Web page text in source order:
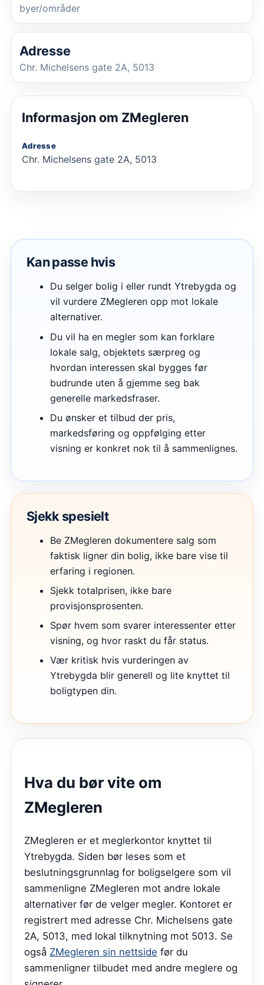
byer/områder
Adresse
Chr. Michelsens gate 2A, 5013
Informasjon om ZMegleren
Adresse
Chr. Michelsens gate 2A, 5013
Kan passe hvis
Du selger bolig i eller rundt Ytrebygda og
vil vurdere ZMegleren opp mot lokale
alternativer.
Du vil ha en megler som kan forklare
lokale salg, objektets særpreg og
hvordan interessen skal bygges før
budrunde uten å gjemme seg bak
generelle markedsfraser.
Du ønsker et tilbud der pris,
markedsføring og oppfølging etter
visning er konkret nok til å sammenlignes.
Sjekk spesielt
Be ZMegleren dokumentere salg som
faktisk ligner din bolig, ikke bare vise til
erfaring i regionen.
Sjekk totalprisen, ikke bare
provisjonsprosenten.
Spør hvem som svarer interessenter etter
visning, og hvor raskt du får status.
Vær kritisk hvis vurderingen av
Ytrebygda blir generell og lite knyttet til
boligtypen din.
Hva du bør vite om
ZMegleren
ZMegleren er et meglerkontor knyttet til
Ytrebygda. Siden bør leses som et
beslutningsgrunnlag for boligselgere som vil
sammenligne ZMegleren mot andre lokale
alternativer før de velger megler. Kontoret er
registrert med adresse Chr. Michelsens gate
2A, 5013, med lokal tilknytning mot 5013. Se
også ZMegleren sin nettside før du
sammenligner tilbudet med andre meglere og